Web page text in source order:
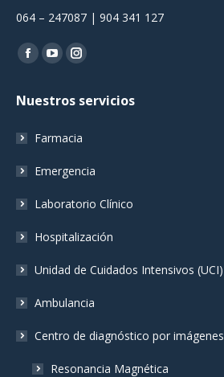
064 – 247087 | 904 341 127
Encuéntranos en:
Facebook
opens
new
window
YouTube
opens
new
window
Instagram
opens
new
window
Nuestros servicios
Farmacia
Emergencia
Laboratorio Clínico
Hospitalización
Unidad de Cuidados Intensivos (UCI)
Ambulancia
Centro de diagnóstico por imágenes
Resonancia Magnética